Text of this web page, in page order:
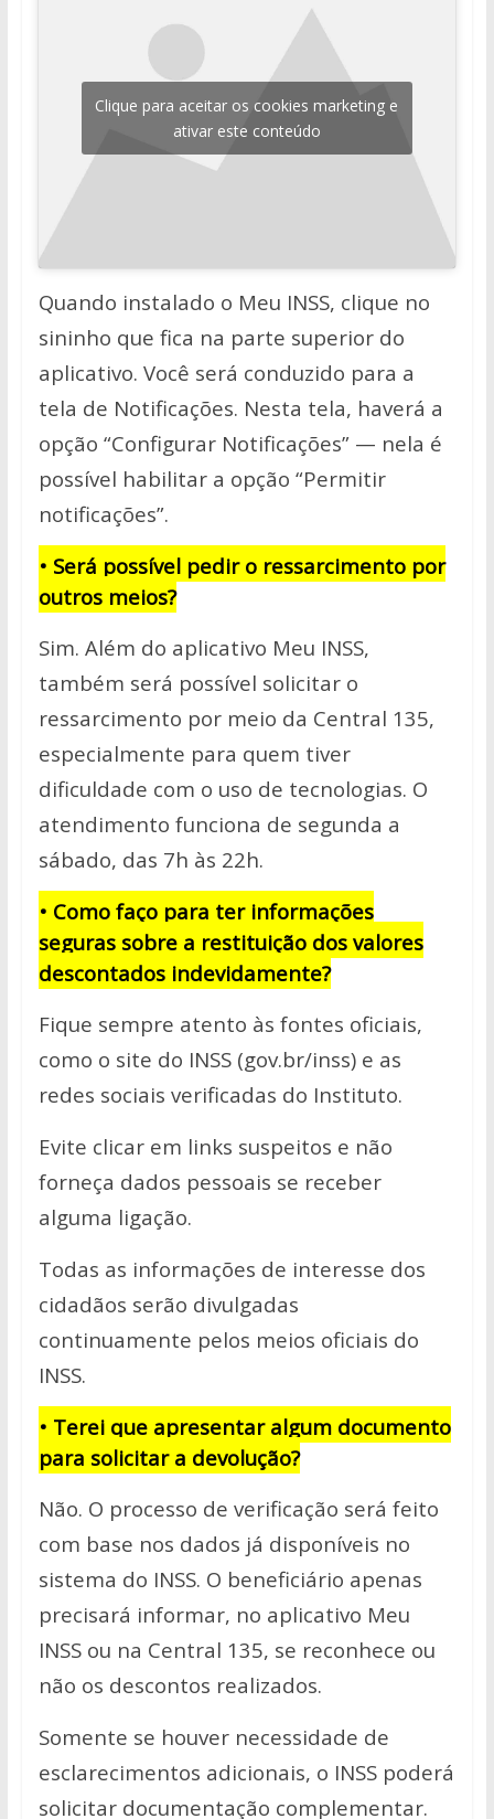
Clique para aceitar os cookies marketing e
ativar este conteúdo
Quando instalado o Meu INSS, clique no
sininho que fica na parte superior do
aplicativo. Você será conduzido para a
tela de Notificações. Nesta tela, haverá a
opção “Configurar Notificações” — nela é
possível habilitar a opção “Permitir
notificações”.
• Será possível pedir o ressarcimento por
outros meios?
Sim. Além do aplicativo Meu INSS,
também será possível solicitar o
ressarcimento por meio da Central 135,
especialmente para quem tiver
dificuldade com o uso de tecnologias. O
atendimento funciona de segunda a
sábado, das 7h às 22h.
• Como faço para ter informações
seguras sobre a restituição dos valores
descontados indevidamente?
Fique sempre atento às fontes oficiais,
como o site do INSS (gov.br/inss) e as
redes sociais verificadas do Instituto.
Evite clicar em links suspeitos e não
forneça dados pessoais se receber
alguma ligação.
Todas as informações de interesse dos
cidadãos serão divulgadas
continuamente pelos meios oficiais do
INSS.
• Terei que apresentar algum documento
para solicitar a devolução?
Não. O processo de verificação será feito
com base nos dados já disponíveis no
sistema do INSS. O beneficiário apenas
precisará informar, no aplicativo Meu
INSS ou na Central 135, se reconhece ou
não os descontos realizados.
Somente se houver necessidade de
esclarecimentos adicionais, o INSS poderá
solicitar documentação complementar.